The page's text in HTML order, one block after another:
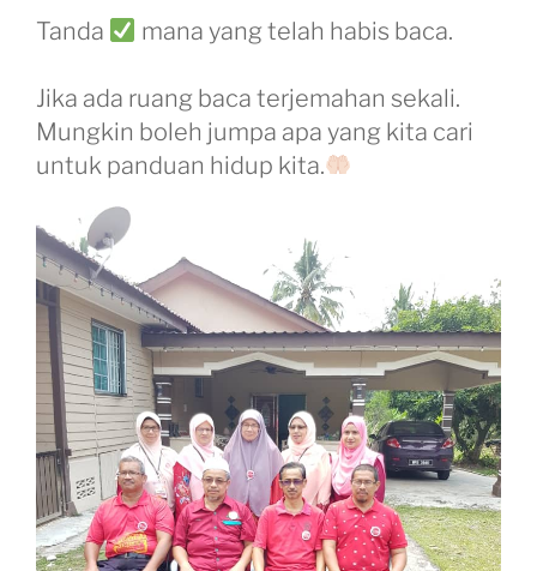
Tanda mana yang telah habis baca.
Jika ada ruang baca terjemahan sekali.
Mungkin boleh jumpa apa yang kita cari
untuk panduan hidup kita.